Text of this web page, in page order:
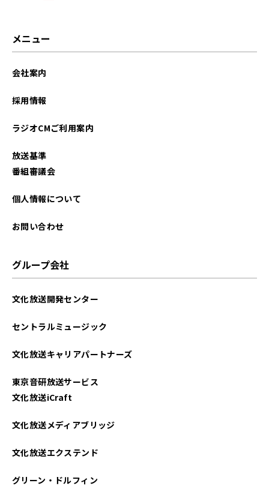
メニュー
会社案内
採用情報
ラジオCMご利用案内
放送基準
番組審議会
個人情報について
お問い合わせ
グループ会社
文化放送開発センター
セントラルミュージック
文化放送キャリアパートナーズ
東京音研放送サービス
文化放送iCraft
文化放送メディアブリッジ
文化放送エクステンド
グリーン・ドルフィン